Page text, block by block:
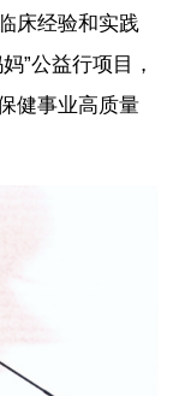
床经验和实践
”公益行项目，
健事业高质量